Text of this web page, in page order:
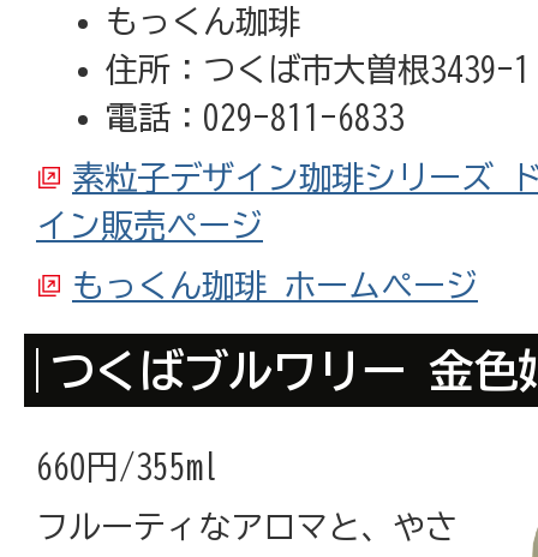
もっくん珈琲
住所：つくば市大曽根3439-1
電話：029-811-6833
素粒子デザイン珈琲シリーズ
イン販売ページ
もっくん珈琲 ホームページ
つくばブルワリー 金色
660円/355ml
フルーティなアロマと、やさ